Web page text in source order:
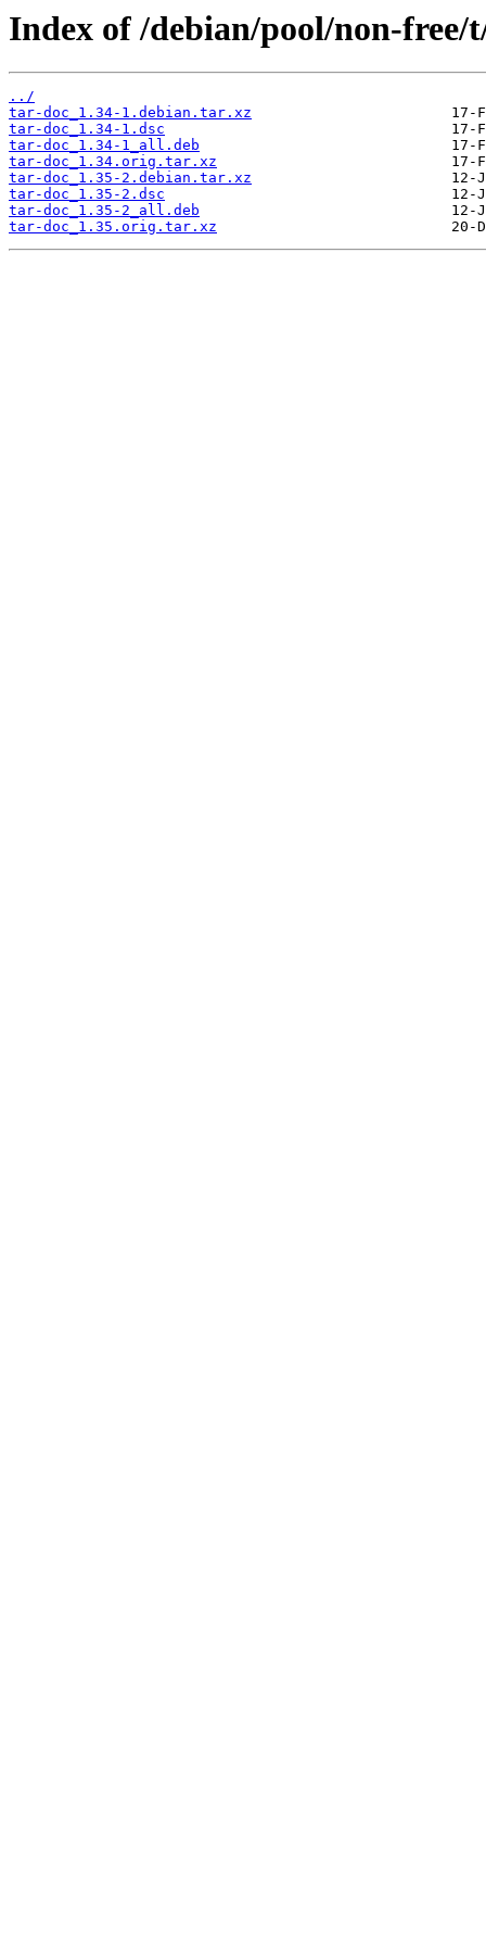
Index of /debian/pool/non-free/
../
tar-doc_1.34-1.debian.tar.xz
tar-doc_1.34-1.dsc
tar-doc_1.34-1_all.deb
tar-doc_1.34.orig.tar.xz
tar-doc_1.35-2.debian.tar.xz
tar-doc_1.35-2.dsc
tar-doc_1.35-2_all.deb
tar-doc_1.35.orig.tar.xz